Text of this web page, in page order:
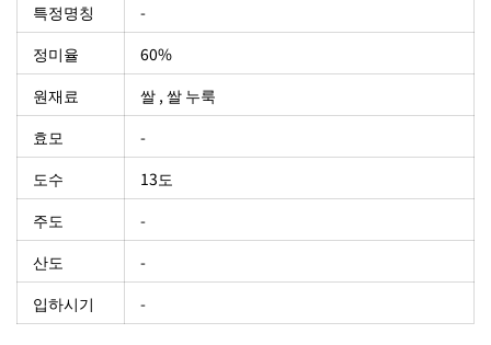
특정명칭
-
정미율
60%
원재료
쌀 , 쌀 누룩
효모
-
도수
13도
주도
-
산도
-
입하시기
-